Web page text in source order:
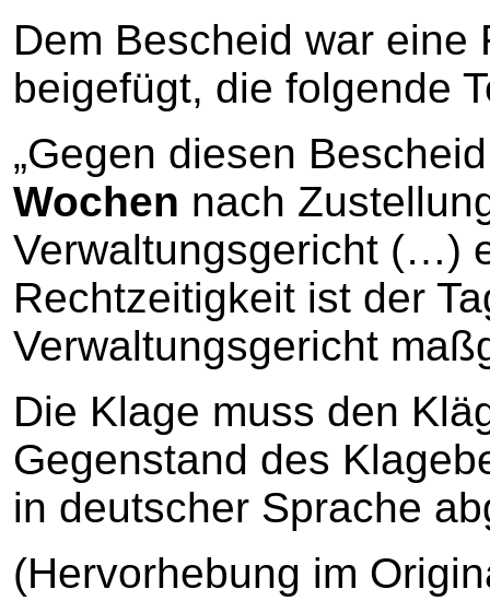
Dem Bescheid war
beigefügt, die folgende
„Gegen diesen
Wochen nach
Verwaltungsgericht (…)
Rechtzeitigkeit ist der
Verwaltungsgericht
Die Klage muss den
Gegenstand des
in deutscher Sprache
(Hervorhebung im